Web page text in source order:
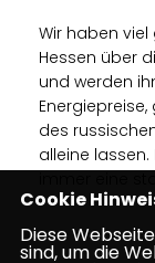
Wir haben
Hessen über
und werden
des
alleine
Cookie
Diese
sind, um die